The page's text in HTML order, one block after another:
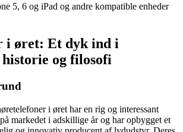
5, 6 og iPad og andre kompatible enheder
i øret: Et dyk ind i
og filosofi
i øret har en rig og interessant
markedet i adskillige år og har opbygget et